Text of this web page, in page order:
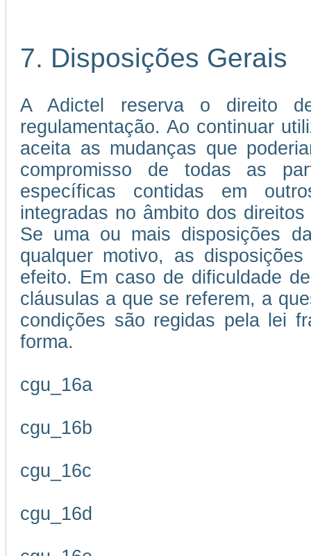
7. Disposições Gerais
A Adictel reserva o direito
regulamentação. Ao continuar
aceita as mudanças que
compromisso de todas as
específicas contidas em
integradas no âmbito dos
Se uma ou mais disposições
qualquer motivo, as
efeito. Em caso de dificuldade
cláusulas a que se referem, a
condições são regidas pela lei
forma.
cgu_16a
cgu_16b
cgu_16c
cgu_16d